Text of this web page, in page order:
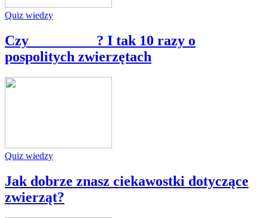
Quiz wiedzy
Czy _________? I tak 10 razy o
pospolitych zwierzętach
Quiz wiedzy
Jak dobrze znasz ciekawostki dotyczące
zwierząt?